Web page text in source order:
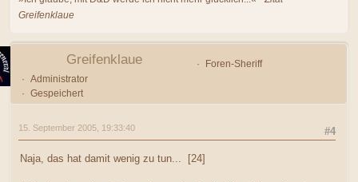
Greifenklaue
Greifenklaue
Foren-Sheriff
Administrator
Gespeichert
#4
15. September 2005, 19:33:40
Naja, das hat damit wenig zu tun... [24]